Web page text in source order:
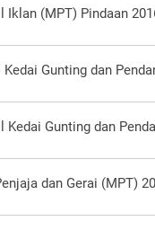
Iklan (MPT) Pindaan
Gunting dan
Kedai Gunting dan
dan Gerai (MPT)